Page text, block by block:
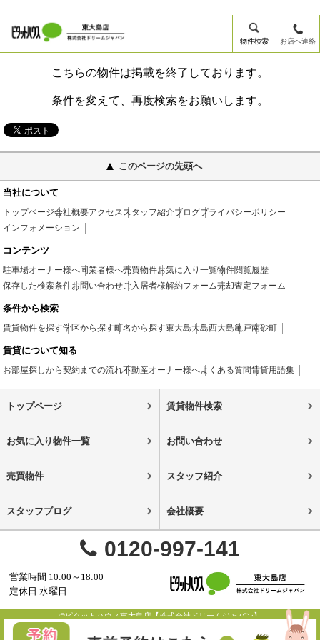
物件検索 お店へ連絡
こちらの物件は掲載を終了しております。
条件を変えて、再度検索をお願いします。
このページの先頭へ
当社について
トップページ会社概要アクセススタッフ紹介ブログプライバシーポリシー
インフォメーション
コンテンツ
駐車場オーナー様へ同業者様へ売買物件お気に入り一覧物件閲覧履歴
保存した検索条件お問い合わせご入居者様解約フォーム売却査定フォーム
条件から検索
賃貸物件を探す学区から探す町名から探す東大島大島西大島亀戸南砂町
賃貸について知る
お部屋探しから契約までの流れ不動産オーナー様へよくある質問賃貸用語集
トップページ 賃貸物件検索
お気に入り物件一覧 お問い合わせ
売買物件 スタッフ紹介
スタッフブログ 会社概要
0120-997-141
営業時間 10:00～18:00
定休日 水曜日
©ピタットハウス東大島店【株式会社ドリームジャパン】